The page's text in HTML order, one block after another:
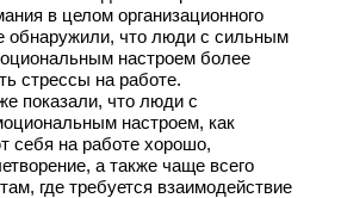
в целом организационного
обнаружили, что люди с сильным
настроем более
стрессы на работе.
показали, что люди с
настроем, как
себя на работе хорошо,
а также чаще всего
где требуется взаимодействие